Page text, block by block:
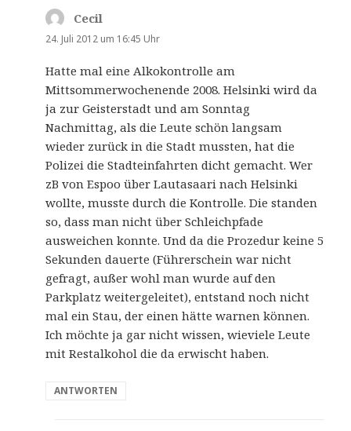
Cecil
24. Juli 2012 um 16:45 Uhr
Hatte mal eine Alkokontrolle am
Mittsommerwochenende 2008. Helsinki wird da
ja zur Geisterstadt und am Sonntag
Nachmittag, als die Leute schön langsam
wieder zurück in die Stadt mussten, hat die
Polizei die Stadteinfahrten dicht gemacht. Wer
zB von Espoo über Lautasaari nach Helsinki
wollte, musste durch die Kontrolle. Die standen
so, dass man nicht über Schleichpfade
ausweichen konnte. Und da die Prozedur keine 5
Sekunden dauerte (Führerschein war nicht
gefragt, außer wohl man wurde auf den
Parkplatz weitergeleitet), entstand noch nicht
mal ein Stau, der einen hätte warnen können.
Ich möchte ja gar nicht wissen, wieviele Leute
mit Restalkohol die da erwischt haben.
ANTWORTEN